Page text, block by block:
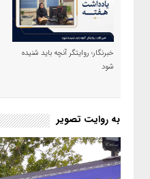
خبرنگار؛ روایتگر آنچه باید شنیده
شود
به روایت تصویر